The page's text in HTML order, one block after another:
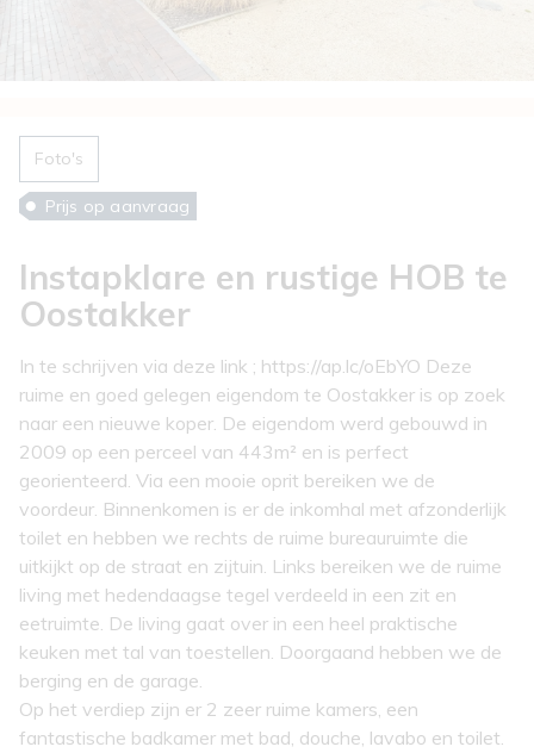
Instapklare en rustige HOB te
Oostakker
Prijs op aanvraag
Foto's
In te schrijven via deze link ; https://ap.lc/oEbYO Deze
ruime en goed gelegen eigendom te Oostakker is op zoek
naar een nieuwe koper. De eigendom werd gebouwd in
2009 op een perceel van 443m² en is perfect
georienteerd. Via een mooie oprit bereiken we de
voordeur. Binnenkomen is er de inkomhal met afzonderlijk
toilet en hebben we rechts de ruime bureauruimte die
uitkijkt op de straat en zijtuin. Links bereiken we de ruime
living met hedendaagse tegel verdeeld in een zit en
eetruimte. De living gaat over in een heel praktische
keuken met tal van toestellen. Doorgaand hebben we de
berging en de garage.
Op het verdiep zijn er 2 zeer ruime kamers, een
fantastische badkamer met bad, douche, lavabo en toilet.